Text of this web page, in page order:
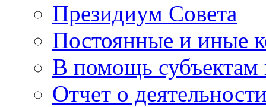
Президиум Совета
Постоянные и иные
В помощь субъектам
Отчет о